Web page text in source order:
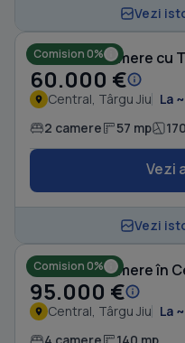
Vezi
Comision 0%
Casă cu 2 camere cu
60.000 €
Central, Târgu Jiu La
2 camere 57 mp
Vezi
Vezi
Comision 0%
Casă cu 4 camere în
95.000 €
Central, Târgu Jiu La